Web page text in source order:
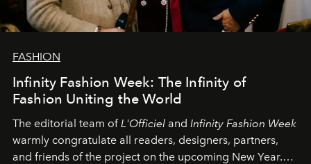
FASHION
Infinity Fashion Week: The Infinity of
Fashion Uniting the World
The editorial team of L'Officiel and Infinity Fashion Week
warmly congratulate all readers, designers, partners,
and friends of the project on the upcoming New Year.